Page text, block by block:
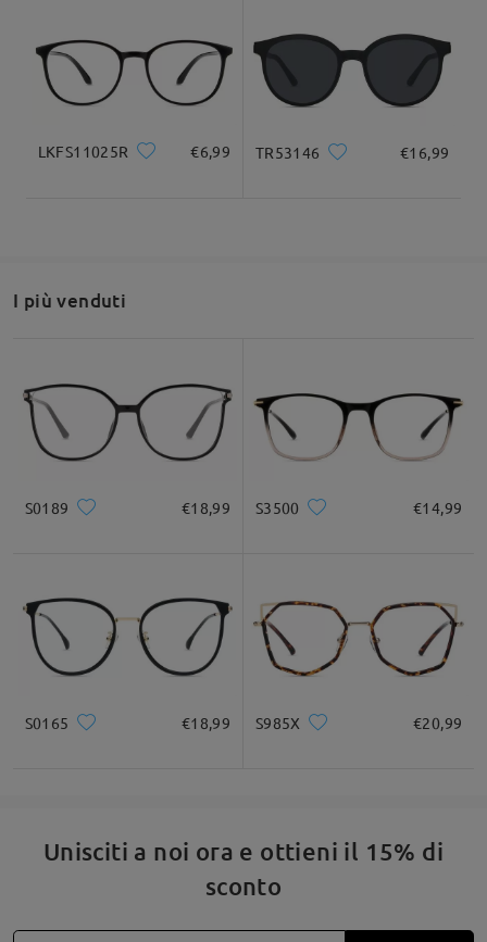
Firmoo's reply
Ciao Simona. Siamo spiacenti che i nostri telai siano di
dimensioni fisse, quindi la dimensione non può essere
su Mar 28 , 2022
LKFS11025R €6,99 TR53146 €16,99
I più venduti
S0189 €18,99 S3500 €14,99
S0165 €18,99 S985X €20,99
Unisciti a noi ora e ottieni il 15% di
sconto